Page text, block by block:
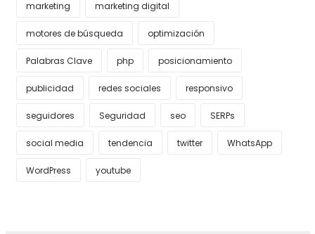
marketing marketing digital
motores de búsqueda optimización
Palabras Clave php posicionamiento
publicidad redes sociales responsivo
seguidores Seguridad seo SERPs
social media tendencia twitter WhatsApp
WordPress youtube